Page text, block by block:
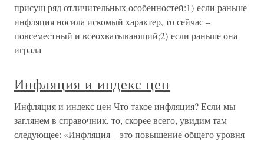
присущ ряд отличительных особенностей:1) если раньше
инфляция носила искомый характер, то сейчас –
повсеместный и всеохватывающий;2) если раньше она
играла
Инфляция и индекс цен
Инфляция и индекс цен Что такое инфляция? Если мы
заглянем в справочник, то, скорее всего, увидим там
следующее: «Инфляция – это повышение общего уровня